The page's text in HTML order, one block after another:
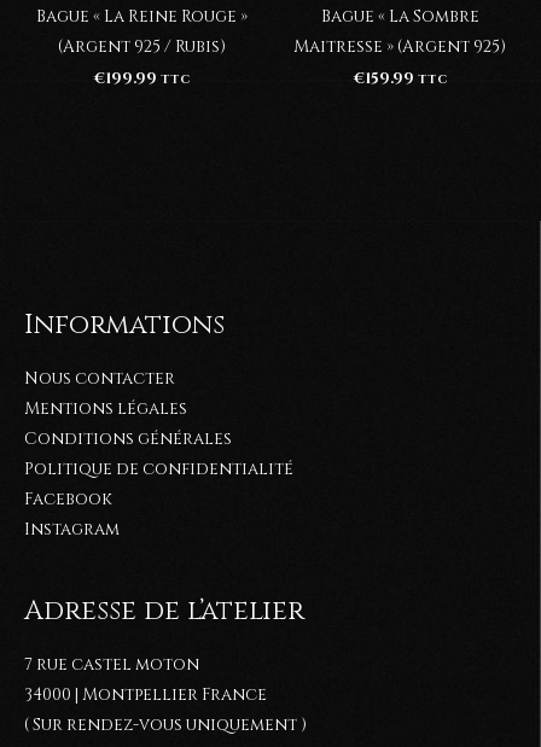
Bague « La Reine Rouge »
(Argent 925 / Rubis)
€199.99 TTC
Bague « La Sombre
Maitresse » (Argent 925)
€159.99 TTC
Informations
Nous contacter
Mentions légales
Conditions générales
Politique de confidentialité
Facebook
Instagram
Adresse de l’atelier
7 rue castel moton
34000 | Montpellier France
( Sur rendez-vous uniquement )